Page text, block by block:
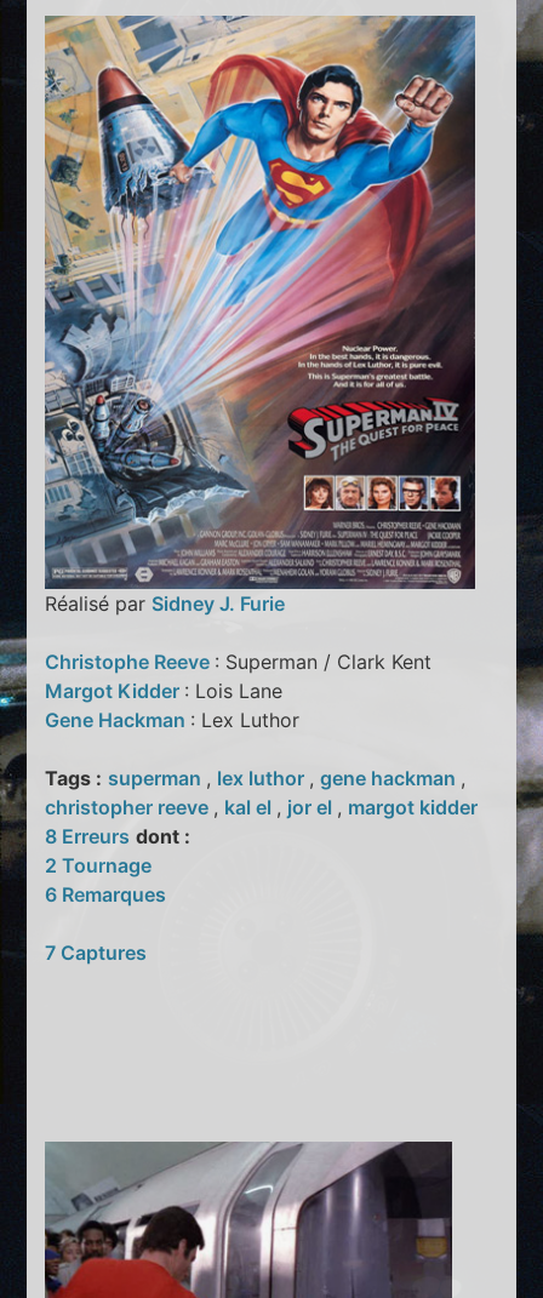
Réalisé par Sidney J. Furie
Christophe Reeve : Superman / Clark Kent
Margot Kidder : Lois Lane
Gene Hackman : Lex Luthor
Tags : superman , lex luthor ,gene hackman ,
christopher reeve , kal el , jor el , margot kidder
8 Erreurs dont :
2 Tournage
6 Remarques
7 Captures